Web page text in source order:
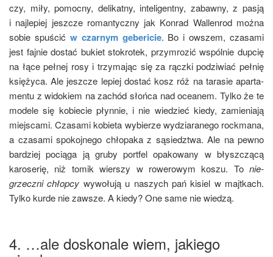
czy, miły, pomoc­ny, deli­kat­ny, inte­li­gent­ny, zabaw­ny, z pasją
i naj­le­piej jesz­cze roman­tycz­ny jak Kon­rad Wal­len­rod moż­na
sobie spu­ścić w czar­nym gebe­ri­cie. Bo i owszem, cza­sa­mi
jest faj­nie dostać bukiet sto­kro­tek, przy­mro­zić wspól­nie dup­cię
na łące peł­nej rosy i trzy­ma­jąc się za rącz­ki podzi­wiać peł­nię
księ­ży­ca. Ale jesz­cze lepiej dostać kosz róż na tara­sie apar­ta­
men­tu z wido­kiem na zachód słoń­ca nad oce­anem. Tyl­ko że te
mode­le się kobie­cie płyn­nie, i nie wie­dzieć kie­dy, zamie­nia­ją
miej­sca­mi. Cza­sa­mi kobie­ta wybie­rze wydzia­ra­ne­go rock­ma­na,
a cza­sa­mi spo­koj­ne­go chło­pa­ka z sąsiedz­twa. Ale na pew­no
bar­dziej pocią­ga ją gru­by port­fel opa­ko­wa­ny w błysz­czą­cą
karo­se­rię, niż tomik wier­szy w rowe­ro­wym koszu. To nie­
grzecz­ni chłop­cy wywo­łu­ją u naszych pań kisiel w majt­kach.
Tyl­ko kur­de nie zawsze. A kie­dy? One same nie wiedzą.
4. …ale doskonale wiem, jakiego